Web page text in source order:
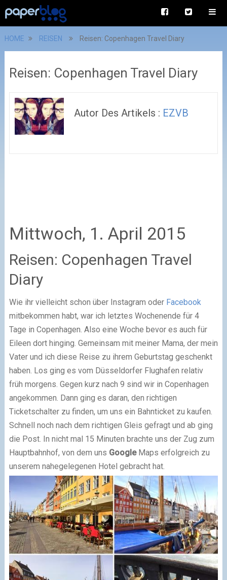
HOME REISEN Reisen: Copenhagen Travel Diary
Reisen: Copenhagen Travel Diary
Autor Des Artikels : EZVB
Mittwoch, 1. April 2015
Reisen: Copenhagen Travel
Diary
Wie ihr vielleicht schon überInstagram oder Facebook
mitbekommen habt, war ich letztes Wochenende für 4
Tage in Copenhagen. Also eine Woche bevor es auch für
Eileen dort hinging. Gemeinsam mit meiner Mama, der mein
Vater und ich diese Reise zu ihrem Geburtstag geschenkt
haben. Los ging es vom Düsseldorfer Flughafen relativ
früh morgens. Gegen kurz nach 9 sind wir in Copenhagen
angekommen. Dann ging es daran, den richtigen
Ticketschalter zu finden, um uns ein Bahnticket zu kaufen.
Schnell noch nach dem richtigen Gleis gefragt und ab ging
die Post. In nicht mal 15 Minuten brachte uns der Zug zum
Hauptbahnhof, von dem uns GoogleMaps erfolgreich zu
unserem nahegelegenen Hotel gebracht hat.